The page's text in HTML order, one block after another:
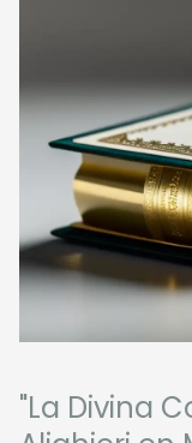
"La Divina